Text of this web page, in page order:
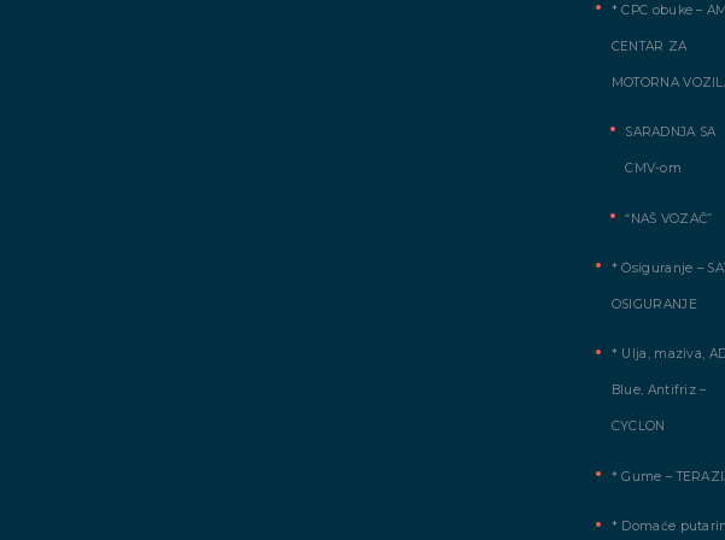
* CPC obuke –
CENTAR ZA
MOTORNA
SARADNJA SA
CMV-om
“NAŠ VOZAČ”
* Osiguranje –
OSIGURANJE
* Ulja, maziva,
Blue, Antifriz –
CYCLON
* Gume –
* Domaće